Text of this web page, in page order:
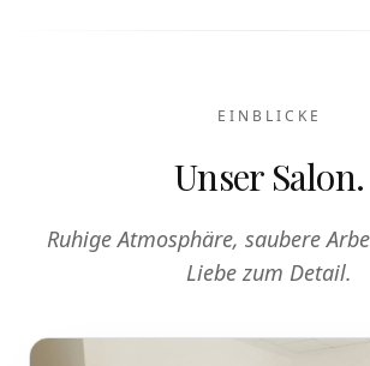
EINBLICKE
Unser Salon.
Ruhige Atmosphäre, saubere
Liebe zum Detail.